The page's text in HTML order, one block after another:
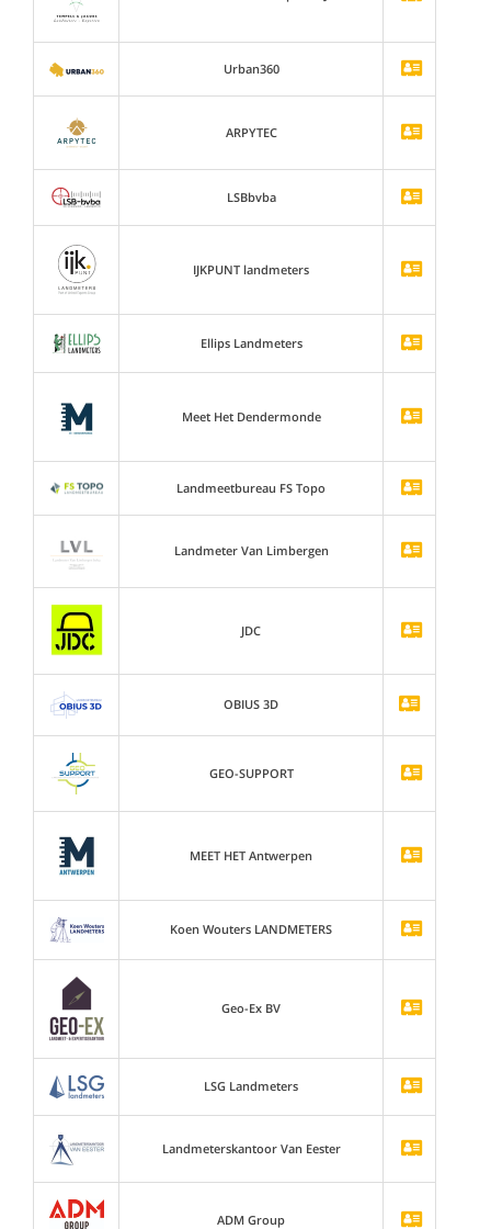
Urban360
ARPYTEC
LSBbvba
IJKPUNT landmeters
Ellips Landmeters
Meet Het Dendermonde
Landmeetbureau FS Topo
Landmeter Van Limbergen
JDC
OBIUS 3D
GEO-SUPPORT
MEET HET Antwerpen
Koen Wouters LANDMETERS
Geo-Ex BV
LSG Landmeters
Landmeterskantoor Van Eester
ADM Group